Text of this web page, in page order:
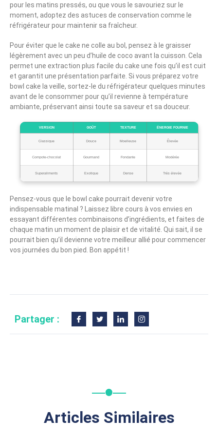
pour les matins pressés, ou que vous le savouriez sur le
moment, adoptez des astuces de conservation comme le
réfrigérateur pour maintenir sa fraîcheur.
Pour éviter que le cake ne colle au bol, pensez à le graisser
légèrement avec un peu d’huile de coco avant la cuisson. Cela
permet une extraction plus facile du cake une fois qu’il est cuit
et garantit une présentation parfaite. Si vous préparez votre
bowl cake la veille, sortez-le du réfrigérateur quelques minutes
avant de le consommer pour qu’il revienne à température
ambiante, préservant ainsi toute sa saveur et sa douceur.
VERSION GOÛT TEXTURE ÉNERGIE FOURNIE
Classique Douce Moelleuse Élevée
Compote-chocolat Gourmand Fondante Modérée
Superaliments Exotique Dense Très élevée
Pensez-vous que le bowl cake pourrait devenir votre
indispensable matinal ? Laissez libre cours à vos envies en
essayant différentes combinaisons d’ingrédients, et faites de
chaque matin un moment de plaisir et de vitalité. Qui sait, il se
pourrait bien qu’il devienne votre meilleur allié pour commencer
vos journées du bon pied. Bon appétit !
Partager :
Articles Similaires